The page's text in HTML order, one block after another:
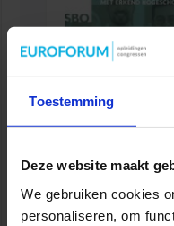
Toestemming
Deze website maakt
We gebruiken cookies
personaliseren, om
Jaaropleiding
Zorgmanagement